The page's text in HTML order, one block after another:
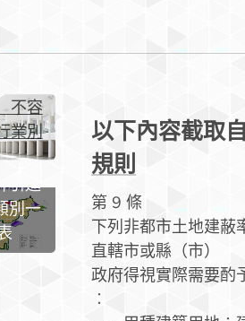
不容
業別
技工
北勢
引進
別一
以下內容截取
規則
第 9 條
下列非都市土地建蔽
直轄市或縣（市）
政府得視實際需要酌
︰